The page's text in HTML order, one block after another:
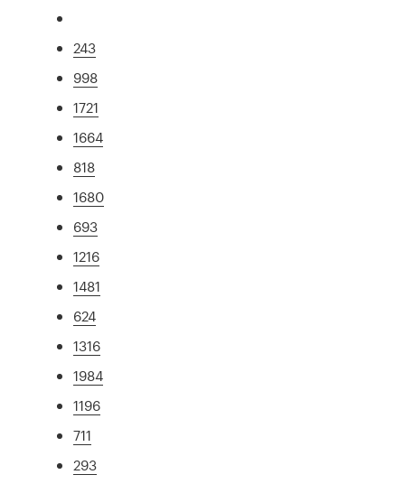
243
998
1721
1664
818
1680
693
1216
1481
624
1316
1984
1196
711
293